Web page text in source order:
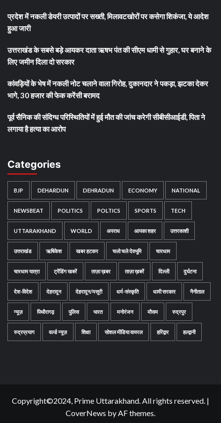
प्रदेश में नकली डेयरी उत्पादों पर सख्ती, मिलावटखोरों पर कसेगा शिकंजा, ये आदेश
हुआ जारी
उत्तराखंड के सबसे बड़े आयकर दाता ऋषभ पंत की सीएम धामी से गुहार, घर बनाने के
लिए जमीन दिला दो सरकार
कांवड़ियों के भेष में नकली नोट चलाने वाला गिरोह, दुकानदार ने पकड़ा, झटका देकर
भागे, 30 हजार की फेक करेंसी बरामद
पूर्व सैनिक की संदिग्ध परिस्थितियों में हुई मौत की जांच करेगी सीबीसीआईडी, पिता ने
लगाया है हत्या का आरोप
Categories
BJP DEHARDUN DEHRADUN ECONOMY NATIONAL
NEWSBEAT POLITICS POLTICS SPORTS TECH
UTTARAKHAND WORLD अपराध आपका शहर उत्तरकाशी
उत्तराखंड ऋषिकेश खबर हटकर चलो चले देवभूमि चारधाम
चारधाम यात्रा ट्रेंडिंग खबरें ताज़ा ख़बर ताज़ा ख़बरें दिल्ली दुर्घटना
देश-विदेश देहरादून देहरादून/मसूरी धर्म-संस्कृति धामी सरकार नैनीताल
न्यूज़ पिथौरागढ़ पुलिस भारत मनोरंजन मौसम रुद्रपुर
रुद्रप्रयाग वर्ल्ड न्यूज़ शिक्षा सोशल मीडिया वायरल हरिद्वार हल्द्वानी
Copyright©2024, Prime Uttarakhand. All rights reserved. |
CoverNews by AF themes.